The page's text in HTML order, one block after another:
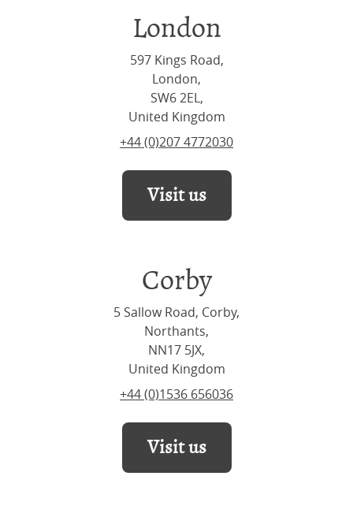
London
597 Kings Road,
London,
SW6 2EL,
United Kingdom
+44 (0)207 4772030
Visit us
Corby
5 Sallow Road, Corby,
Northants,
NN17 5JX,
United Kingdom
+44 (0)1536 656036
Visit us